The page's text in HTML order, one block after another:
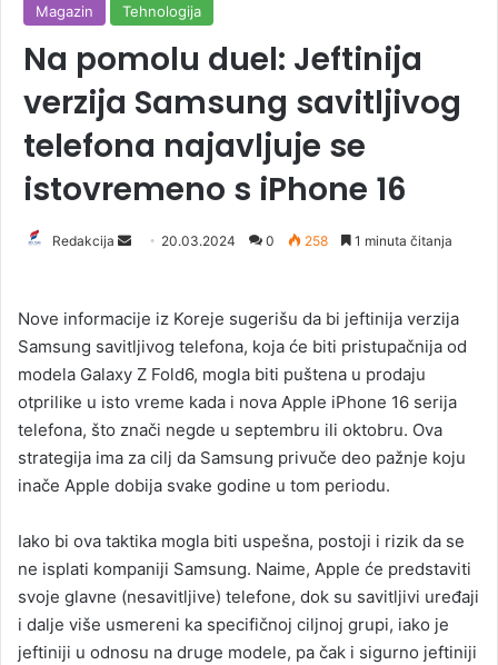
Magazin Tehnologija
Na pomolu duel: Jeftinija
verzija Samsung savitljivog
telefona najavljuje se
istovremeno s iPhone 16
Redakcija
d
a
n
e
m
a
i
20.03.2024 0 258 1 minuta čitanja
Nove informacije iz Koreje sugerišu da bi jeftinija verzija
Samsung savitljivog telefona, koja će biti pristupačnija od
modela Galaxy Z Fold6, mogla biti puštena u prodaju
otprilike u isto vreme kada i nova Apple iPhone 16 serija
telefona, što znači negde u septembru ili oktobru. Ova
strategija ima za cilj da Samsung privuče deo pažnje koju
inače Apple dobija svake godine u tom periodu.
Iako bi ova taktika mogla biti uspešna, postoji i rizik da se
ne isplati kompaniji Samsung. Naime, Apple će predstaviti
svoje glavne (nesavitljive) telefone, dok su savitljivi uređaji
i dalje više usmereni ka specifičnoj ciljnoj grupi, iako je
jeftiniji u odnosu na druge modele, pa čak i sigurno jeftiniji